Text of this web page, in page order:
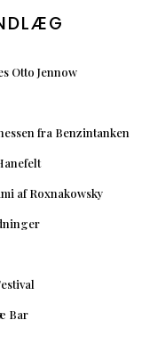
Otto Jennow
fra Benzintanken
af Roxnakowsky
Bar